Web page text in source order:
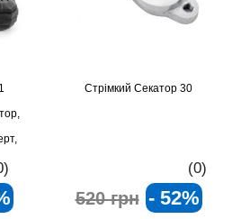
Стрімкий Секатор 30
(0)
520 грн - 52%